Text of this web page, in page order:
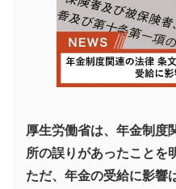
厚生労働省は、年金制度
所の誤りがあったことを
ただ、年金の受給に影響